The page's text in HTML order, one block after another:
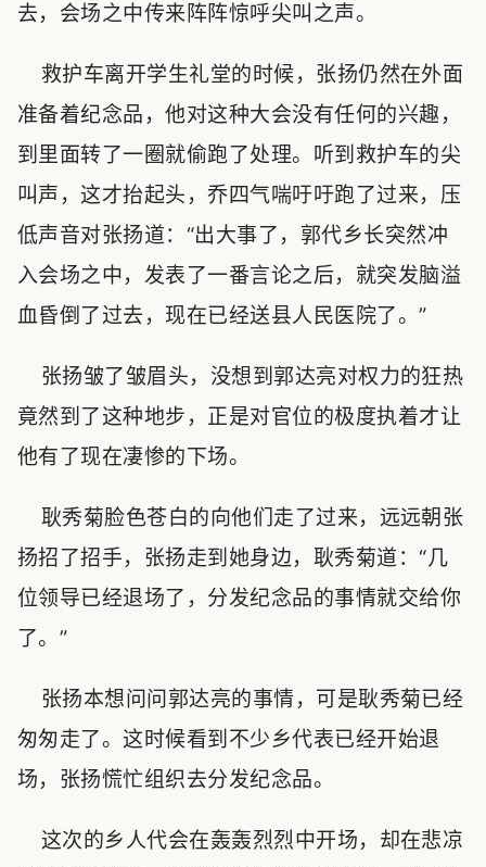
去，会场之中传来阵阵惊呼尖叫之声。
救护车离开学生礼堂的时候，张扬仍然在外面
准备着纪念品，他对这种大会没有任何的兴趣，
到里面转了一圈就偷跑了处理。听到救护车的尖
叫声，这才抬起头，乔四气喘吁吁跑了过来，压
低声音对张扬道：“出大事了，郭代乡长突然冲
入会场之中，发表了一番言论之后，就突发脑溢
血昏倒了过去，现在已经送县人民医院了。”
张扬皱了皱眉头，没想到郭达亮对权力的狂热
竟然到了这种地步，正是对官位的极度执着才让
他有了现在凄惨的下场。
耿秀菊脸色苍白的向他们走了过来，远远朝张
扬招了招手，张扬走到她身边，耿秀菊道：“几
位领导已经退场了，分发纪念品的事情就交给你
了。”
张扬本想问问郭达亮的事情，可是耿秀菊已经
匆匆走了。这时候看到不少乡代表已经开始退
场，张扬慌忙组织去分发纪念品。
这次的乡人代会在轰轰烈烈中开场，却在悲凉